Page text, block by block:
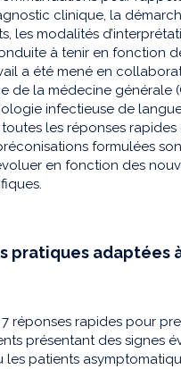
clinique, la
les modalités
à tenir en fonction
a été mené en
de la médecine générale
infectieuse de
toutes les réponses
formulées
en fonction des
pratiques adaptées
réponses rapides pour
présentant des signes
les patients